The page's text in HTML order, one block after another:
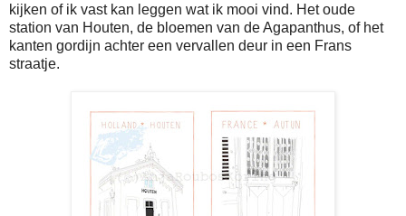
kijken of ik vast kan leggen wat ik mooi vind. Het oude
station van Houten, de bloemen van de Agapanthus, of het
kanten gordijn achter een vervallen deur in een Frans
straatje.